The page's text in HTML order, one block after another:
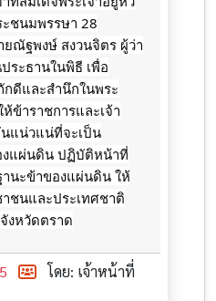
ะ​ชนมพรรษา 28​
ณัฐพงษ์ สงวนจิตร ผู้ว่า
ระธานในพิธี​ เพื่อ
กดีและสำนึกในพระ
ข้าราชการและเจ้า
แน่วแน่ที่จะเป็น
งแผ่นดิน ปฏิบัติหน้าที่
นะข้าของแผ่นดิน ให้
ชนและประเทศชาติ
งหวัดตราด
โดย: เจ้าหน้าที่